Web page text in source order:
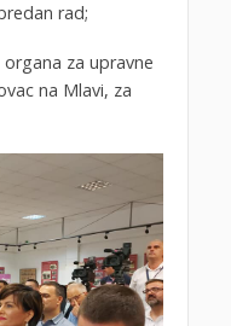
rad;
za upravne
na Mlavi, za